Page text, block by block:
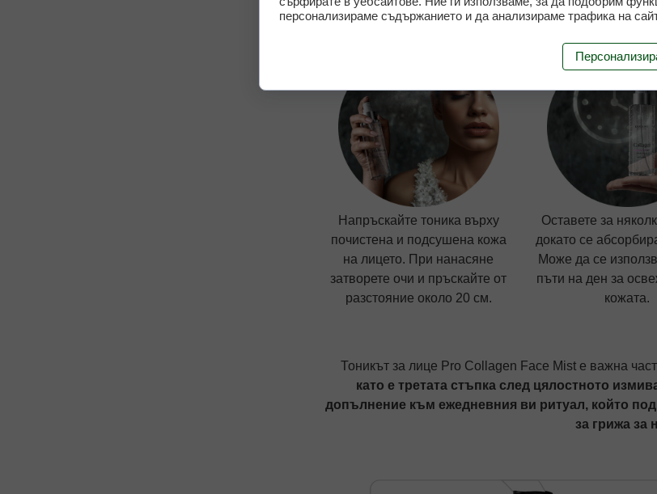
Напръскайте тоника върху
почистена и подсушена кожа
на лицето. При нанасяне
затворете очи и пръскайте от
разстояние около 20 см.
Оставете за
докато се
Може да се
пъти на ден за
кожата.
Тоникът за лице Pro Collagen Face Mist е важна
като е третата стъпка след цялостното
допълнение към ежедневния ви ритуал, който
за грижа за
персонализираме съдържанието и да анализираме трафика на